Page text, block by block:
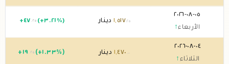
٠٥-٠٨-٢٠٢٦
الأربعاء↑
١,٥١٧.٢٥ دينار +٤٧ .٢٥ (+٣.٢١%)
٠٤-٠٨-٢٠٢٦
الثلاثاء ↑
١,٤٧٠ .٠٠ دينار + ١٩ .٢٥ (+١.٣٣%)